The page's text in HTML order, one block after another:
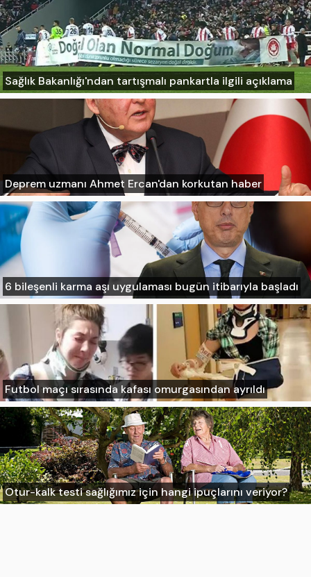
Sağlık Bakanlığı'ndan tartışmalı pankartla ilgili açıklama
Deprem uzmanı Ahmet Ercan'dan korkutan haber
6 bileşenli karma aşı uygulaması bugün itibarıyla başladı
Futbol maçı sırasında kafası omurgasından ayrıldı
Otur-kalk testi sağlığımız için hangi ipuçlarını veriyor?